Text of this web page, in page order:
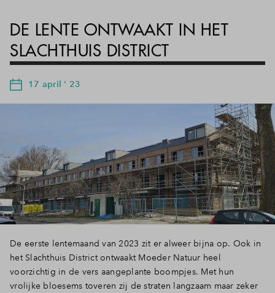
DE LENTE ONTWAAKT IN HET
SLACHTHUIS DISTRICT
17 april ' 23
De eerste lentemaand van 2023 zit er alweer bijna op. Ook in
het Slachthuis District ontwaakt Moeder Natuur heel
voorzichtig in de vers aangeplante boompjes. Met hun
vrolijke bloesems toveren zij de straten langzaam maar zeker